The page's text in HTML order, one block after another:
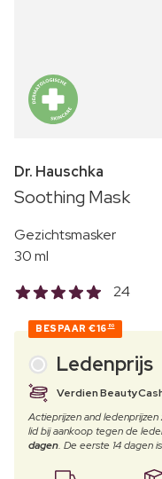
Dr. Hauschka
Soothing Mask
Gezichtsmasker
30 ml
24
BESPAAR €16 80
Ledenprijs
Verdien
Actieprijzen and
lid bij aankoop tegen de
dagen. De eerste 14 dagen is